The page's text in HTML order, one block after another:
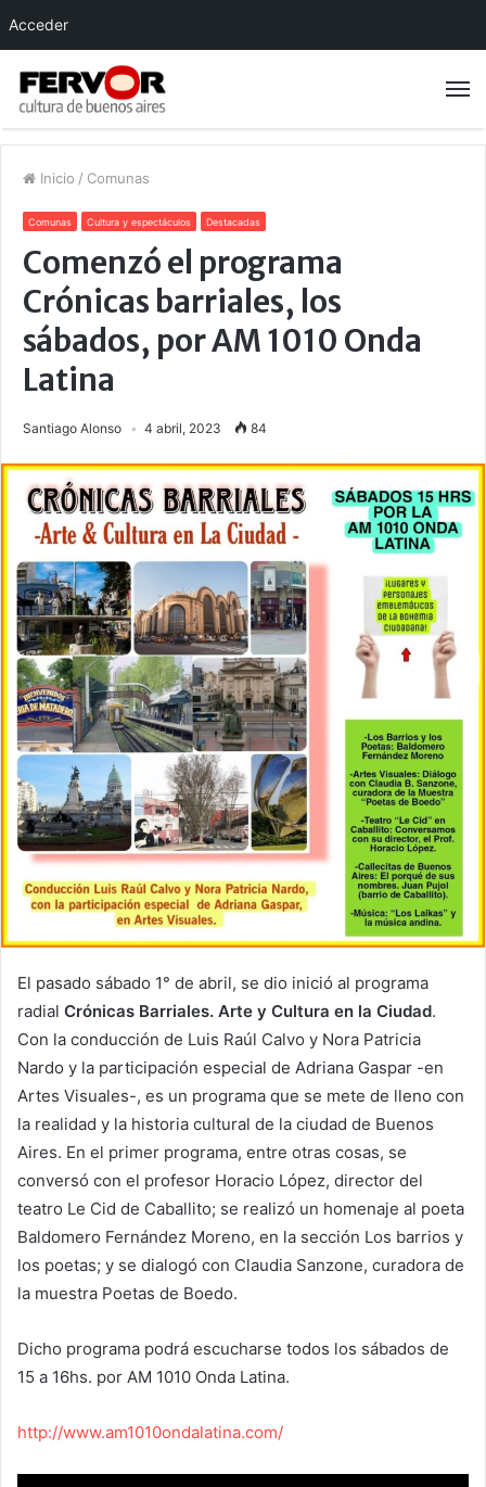
Inicio / Comunas
Comunas Cultura y espectáculos Destacadas
Comenzó el programa
Crónicas barriales, los
sábados, por AM 1010 Onda
Latina
Santiago Alonso 4 abril, 2023 84
El pasado sábado 1° de abril, se dio inició al programa
radial Crónicas Barriales. Arte y Cultura en la Ciudad.
Con la conducción de Luis Raúl Calvo y Nora Patricia
Nardo y la participación especial de Adriana Gaspar -en
Artes Visuales-, es un programa que se mete de lleno con
la realidad y la historia cultural de la ciudad de Buenos
Aires. En el primer programa, entre otras cosas, se
conversó con el profesor Horacio López, director del
teatro Le Cid de Caballito; se realizó un homenaje al poeta
Baldomero Fernández Moreno, en la sección Los barrios y
los poetas; y se dialogó con Claudia Sanzone, curadora de
la muestra Poetas de Boedo.
Dicho programa podrá escucharse todos los sábados de
15 a 16hs. por AM 1010 Onda Latina.
http://www.am1010ondalatina.com/
Acceder